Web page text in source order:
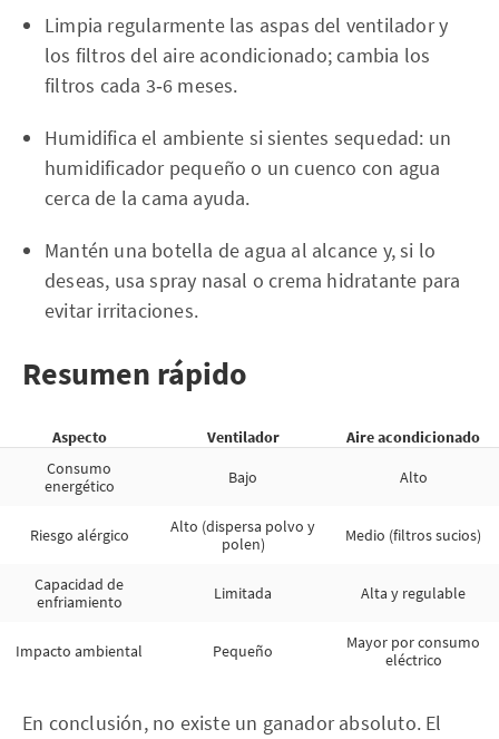
Limpia regularmente las aspas del ventilador y
los filtros del aire acondicionado; cambia los
filtros cada 3‑6 meses.
Humidifica el ambiente si sientes sequedad: un
humidificador pequeño o un cuenco con agua
cerca de la cama ayuda.
Mantén una botella de agua al alcance y, si lo
deseas, usa spray nasal o crema hidratante para
evitar irritaciones.
Resumen rápido
Aspecto Ventilador
Aire acondicionado
Consumo
energético
Bajo Alto
Riesgo alérgico
Alto (dispersa polvo y
polen)
Medio (filtros sucios)
Capacidad de
enfriamiento
Limitada Alta y regulable
Impacto ambiental Pequeño
Mayor por consumo
eléctrico
En conclusión, no existe un ganador absoluto. El